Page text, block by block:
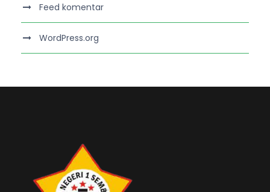
Feed komentar
WordPress.org